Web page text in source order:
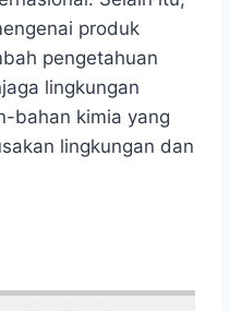
produk
pengetahuan
lingkungan
bahan kimia yang
lingkungan dan